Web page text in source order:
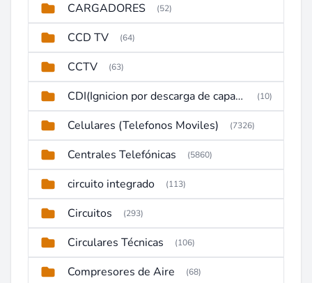
CARGADORES (52)
CCD TV (64)
CCTV (63)
CDI(Ignicion por descarga de capacitor) (10)
Celulares (Telefonos Moviles) (7326)
Centrales Telefónicas (5860)
circuito integrado (113)
Circuitos (293)
Circulares Técnicas (106)
Compresores de Aire (68)